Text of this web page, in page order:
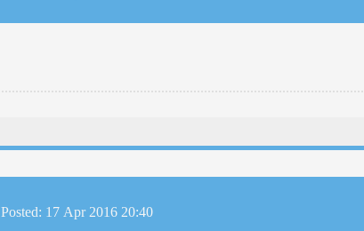
Posted: 17 Apr 2016 20:40